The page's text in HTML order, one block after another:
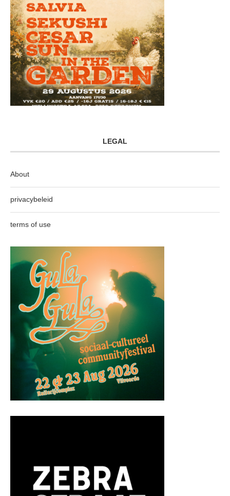
LEGAL
About
privacybeleid
terms of use